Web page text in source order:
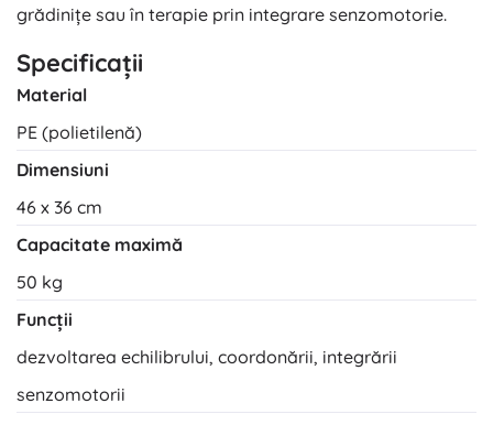
grădinițe sau în terapie prin integrare senzomotorie.
Specificații
Material
PE (polietilenă)
Dimensiuni
46 x 36 cm
Capacitate maximă
50 kg
Funcții
dezvoltarea echilibrului, coordonării, integrării
senzomotorii